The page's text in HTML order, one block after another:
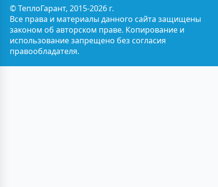
© ТеплоГарант, 2015-2026 г.
Все права и материалы данного сайта защищены
законом об авторском праве. Копирование и
использование запрещено без согласия
правообладателя.